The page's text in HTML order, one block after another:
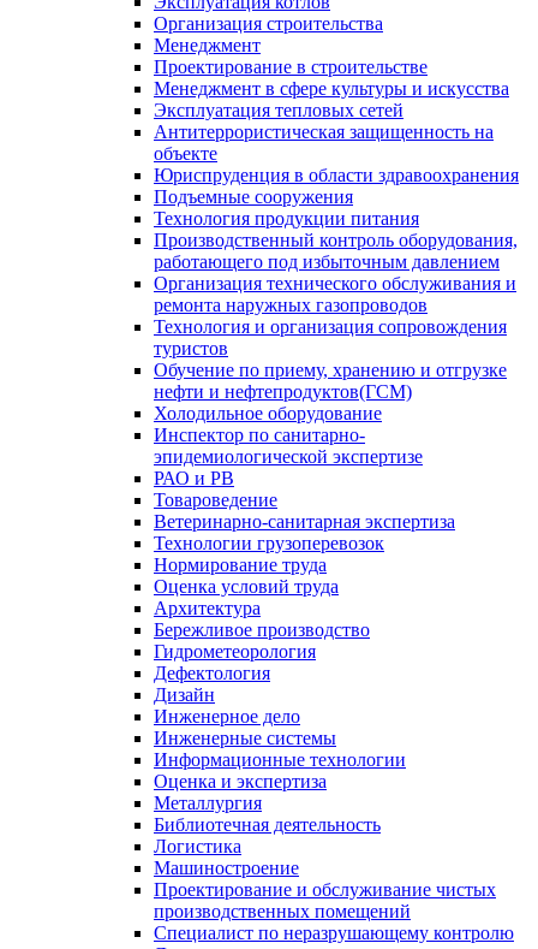
Организация строительства
Менеджмент
Проектирование в строительстве
Менеджмент в сфере культуры и искусства
Эксплуатация тепловых сетей
Антитеррористическая защищенность на
объекте
Юриспруденция в области здравоохранения
Подъемные сооружения
Технология продукции питания
Производственный контроль оборудования,
работающего под избыточным давлением
Организация технического обслуживания и
ремонта наружных газопроводов
Технология и организация сопровождения
туристов
Обучение по приему, хранению и отгрузке
нефти и нефтепродуктов(ГСМ)
Холодильное оборудование
Инспектор по санитарно-
эпидемиологической экспертизе
РАО и РВ
Товароведение
Ветеринарно-санитарная экспертиза
Технологии грузоперевозок
Нормирование труда
Оценка условий труда
Архитектура
Бережливое производство
Гидрометеорология
Дефектология
Дизайн
Инженерное дело
Инженерные системы
Информационные технологии
Оценка и экспертиза
Металлургия
Библиотечная деятельность
Логистика
Машиностроение
Проектирование и обслуживание чистых
производственных помещений
Специалист по неразрушающему контролю